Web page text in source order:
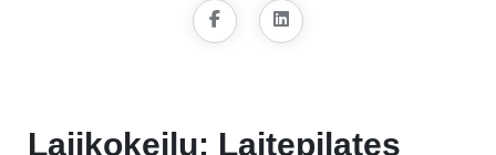
Lajikokeilu: Laitepilates